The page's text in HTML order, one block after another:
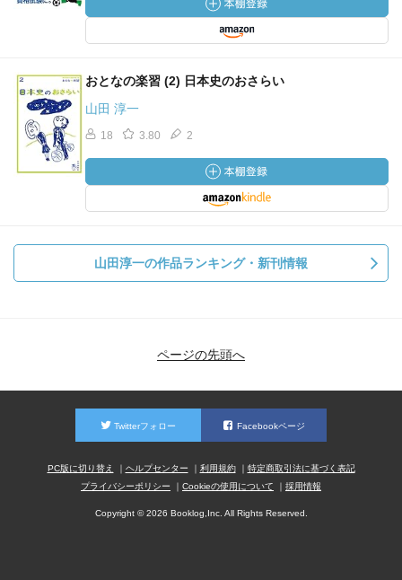
おとなの楽習 (2) 日本史のおさらい
山田 淳一
18 3.80 2
山田淳一の作品ランキング・新刊情報
ページの先頭へ
Twitterフォロー Facebookページ
PC版に切り替え ヘルプセンター 利用規約
特定商取引法に基づく表記
プライバシーポリシー
Cookieの使用について 採用情報
Copyright © 2026 Booklog,Inc. All Rights Reserved.